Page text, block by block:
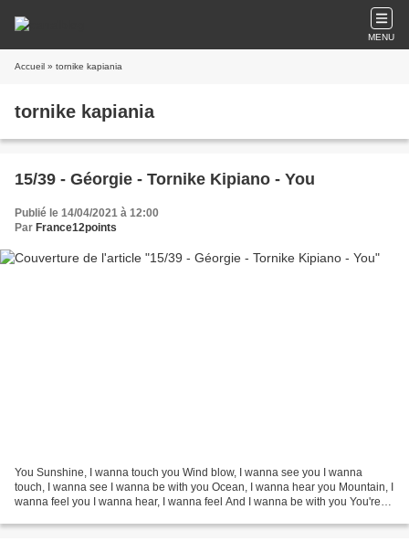
MENU
Accueil » tornike kapiania
tornike kapiania
15/39 - Géorgie - Tornike Kipiano - You
Publié le 14/04/2021 à 12:00
Par France12points
You Sunshine, I wanna touch you Wind blow, I wanna see you I wanna
touch, I wanna see I wanna be with you Ocean, I wanna hear you Mountain, I
wanna feel you I wanna hear, I wanna feel And I wanna be with you You're